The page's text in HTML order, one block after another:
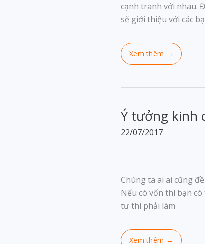
cạnh tranh với nhau.
sẽ giới thiệu với các
Ý tưởng kinh
22/07/2017
Chúng ta ai ai cũng
Nếu có vốn thì bạn
tư thì phải làm